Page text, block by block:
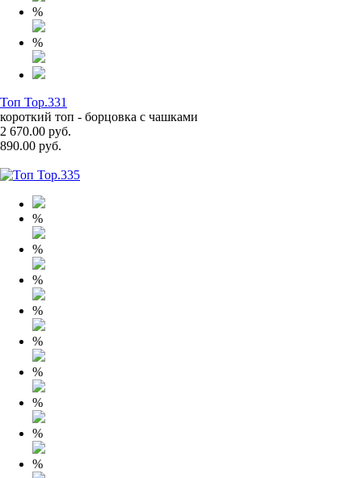
%
%
Топ Top.331
короткий топ - борцовка с чашками
2 670.00 руб.
890.00 руб.
%
%
%
%
%
%
%
%
%